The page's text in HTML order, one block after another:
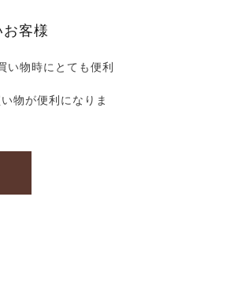
客様
い物時にとても便利
物が便利になりま